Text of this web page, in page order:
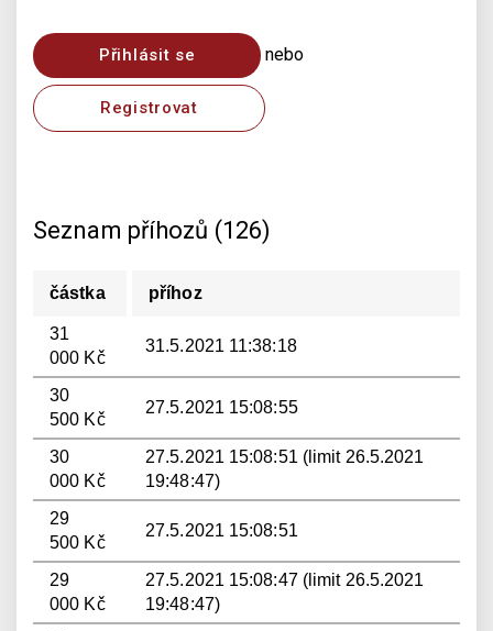
Přihlásit se nebo
Registrovat
Seznam příhozů (126)
částka příhoz
31
000 Kč
31.5.2021 11:38:18
30
500 Kč
27.5.2021 15:08:55
30
000 Kč
27.5.2021 15:08:51 (limit 26.5.2021
19:48:47)
29
500 Kč
27.5.2021 15:08:51
29
000 Kč
27.5.2021 15:08:47 (limit 26.5.2021
19:48:47)